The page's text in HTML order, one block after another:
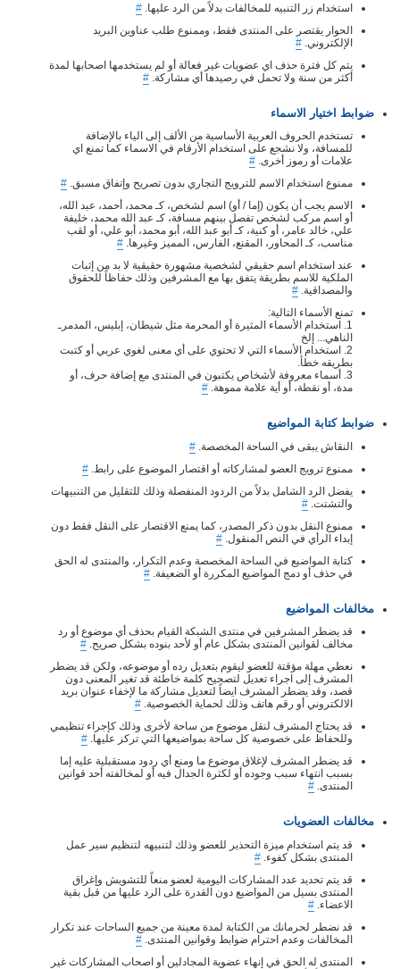
استخدام زر التنبيه للمخالفات بدلاً من الرد عليها. #
الحوار يقتصر على المنتدى فقط، وممنوع طلب عناوين البريد
الإلكتروني. #
يتم كل فترة حذف اي عضويات غير فعالة أو لم يستخدمها اصحابها لمدة
أكثر من سنة ولا تحمل في رصيدها أي مشاركة. #
ضوابط اختيار الاسماء
تستخدم الحروف العربية الأساسية من الألف إلى الياء بالإضافة
للمسافة، ولا نشجع على استخدام الأرقام في الاسماء كما تمنع اي
علامات أو رموز أخرى. #
ممنوع استخدام الاسم للترويج التجاري بدون تصريح وإتفاق مسبق. #
الاسم يجب أن يكون (إما / أو) اسم لشخص، كـ محمد، أحمد، عبد الله،
أو اسم مركب لشخص تفصل بينهم مسافة، كـ عبد الله محمد، خليفة
علي، خالد عامر، أو كنية، كـ أبو عبد الله، أبو محمد، أبو علي، أو لقب
مناسب، كـ المحاور، المقنع، الفارس، المميز وغيرها. #
عند استخدام اسم حقيقي لشخصية مشهورة حقيقية لا بد من إثبات
الملكية للاسم بطريقة يتفق بها مع المشرفين وذلك حفاظاً للحقوق
والمصداقية. #
تمنع الأسماء التالية:
1. استخدام الأسماء المثيرة أو المحرمة مثل شيطان، إبليس، المدمرـ
الناهي... إلخ
2. استخدام الأسماء التي لا تحتوي على أي معنى لغوي عربي أو كتبت
بطريقه خطأ.
3. أسماء معروفة لأشخاص يكتبون في المنتدى مع إضافة حرف، أو
مدة، أو نقطة، أو أية علامة مموهة. #
ضوابط كتابة المواضيع
النقاش يبقى في الساحة المخصصة. #
ممنوع ترويج العضو لمشاركاته أو اقتصار الموضوع على رابط. #
يفضل الرد الشامل بدلاً من الردود المنفصلة وذلك للتقليل من التنبيهات
والتشتت. #
ممنوع النقل بدون ذكر المصدر، كما يمنع الاقتصار على النقل فقط دون
إبداء الرأي في النص المنقول. #
كتابة المواضيع في الساحة المخصصة وعدم التكرار، والمنتدى له الحق
في حذف أو دمج المواضيع المكررة أو الضعيفة. #
مخالفات المواضيع
قد يضطر المشرفين في منتدى الشبكة القيام بحذف أي موضوع أو رد
مخالف لقوانين المنتدى بشكل عام أو لأحد بنوده بشكل صريح. #
نعطي مهلة مؤقتة للعضو ليقوم بتعديل رده أو موضوعه، ولكن قد يضطر
المشرف إلى اجراء تعديل لتصحيح كلمة خاطئة قد تغير المعنى دون
قصد، وقد يضطر المشرف ايضاً لتعديل مشاركة ما لإخفاء عنوان بريد
الالكتروني أو رقم هاتف وذلك لحماية الخصوصية. #
قد يحتاج المشرف لنقل موضوع من ساحة لأخرى وذلك كإجراء تنظيمي
وللحفاظ على خصوصية كل ساحة بمواضيعها التي تركز عليها. #
قد يضطر المشرف لإغلاق موضوع ما ومنع أي ردود مستقبلية عليه إما
بسبب انتهاء سبب وجوده أو لكثرة الجدال فيه أو لمخالفته أحد قوانين
المنتدى. #
مخالفات العضويات
قد يتم استخدام ميزة التحذير للعضو وذلك لتنبيهه لتنظيم سير عمل
المنتدى بشكل كفوء. #
قد يتم تحديد عدد المشاركات اليومية لعضو منعاً للتشويش وإغراق
المنتدى بسيل من المواضيع دون القدرة على الرد عليها من قبل بقية
الاعضاء. #
قد نضطر لحرمانك من الكتابة لمدة معينة من جميع الساحات عند تكرار
المخالفات وعدم احترام ضوابط وقوانين المنتدى. #
المنتدى له الحق في إنهاء عضوية المجادلين أو اصحاب المشاركات غير